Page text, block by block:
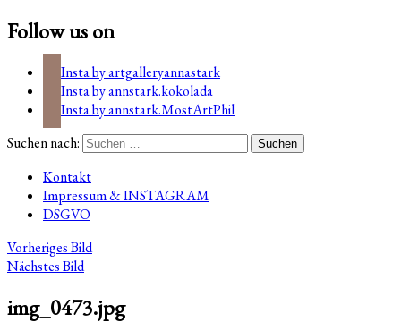
Follow us on
Insta by artgalleryannastark
Insta by annstark.kokolada
Insta by annstark.MostArtPhil
Suchen nach:
Kontakt
Impressum & INSTAGRAM
DSGVO
Vorheriges Bild
Nächstes Bild
img_0473.jpg